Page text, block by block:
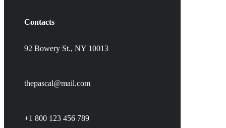
Contacts
92 Bowery St., NY 10013
thepascal@mail.com
+1 800 123 456 789